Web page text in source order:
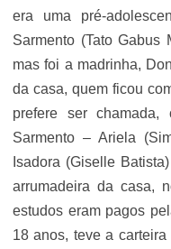
era uma pré-
Sarmento (Tato Gabus
mas foi a madrinha,
da casa, quem ficou
prefere ser
Sarmento – Ariela
Isadora (Giselle
arrumadeira da casa,
estudos eram pagos
18 anos, teve a